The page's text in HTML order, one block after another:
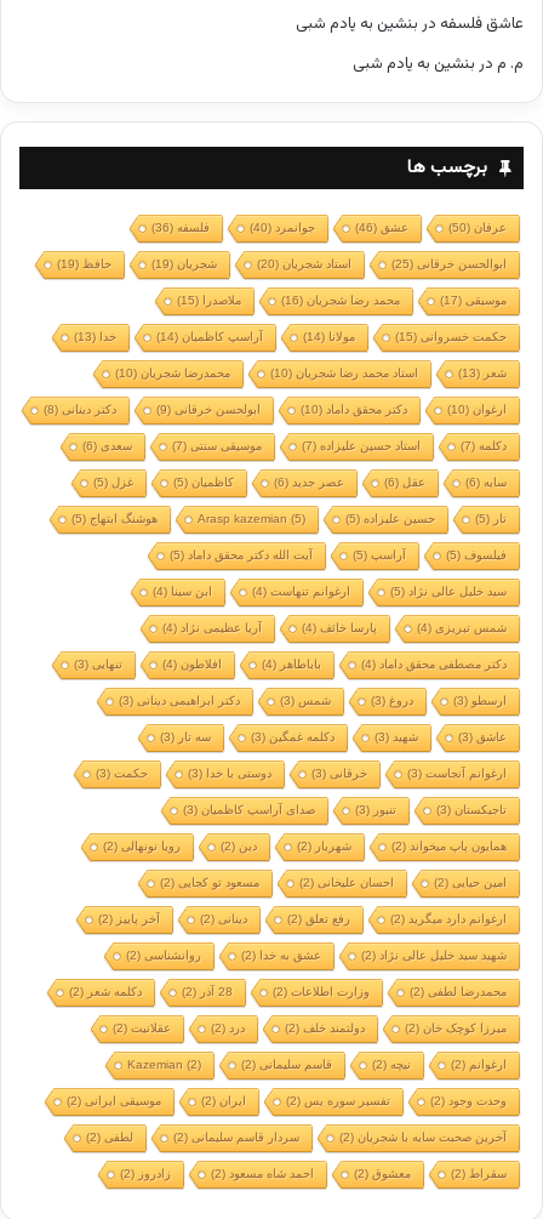
عاشق فلسفه در بنشین به یادم شبی
م. م در بنشین به یادم شبی
برچسب ها
عرفان(50) عشق (46) جوانمرد (40) فلسفه(36)
ابوالحسن خرقانی(25) استاد شجریان(20) شجریان(19) حافظ (19)
موسیقی(17) محمد رضا شجریان(16) ملاصدرا (15)
حکمت خسروانی(15) مولانا (14) آراسپ کاظمیان(14) خدا (13)
شعر (13) استاد محمد رضا شجریان(10) محمدرضا شجریان(10)
ارغوان(10) دکتر محقق داماد (10) ابولحسن خرقانی(9) دکتر دینانی(8)
دکلمه(7) استاد حسین علیزاده(7) موسیقی سنتی(7) سعدی(6)
سایه(6) عقل (6) عصر جدید (6) کاظمیان(5) غزل (5)
تار (5) حسین علیزاده(5)
Arasp kazemian (5) هوشنگ ابتهاج(5)
فیلسوف(5) آراسپ(5) آیت الله دکتر محقق داماد (5)
سید خلیل عالی نژاد (5) ارغوانم تنهاست(4) ابن سینا (4)
شمس تبریزی(4) پارسا خائف(4) آریا عظیمی نژاد (4)
دکتر مصطفی محقق داماد (4) باباطاهر (4) افلاطون(4) تنهایی(3)
ارسطو (3) دروغ (3) شمس (3) دکتر ابراهیمی دینانی(3)
عاشق (3) شهید (3) دکلمه غمگین (3) سه تار (3)
ارغوانم آنجاست(3) خرقانی(3) دوستی با خدا (3) حکمت(3)
تاجیکستان(3) تنبور (3) صدای آراسپ کاظمیان(3)
همایون پاپ میخواند (2) شهریار (2) دین (2) رویا نونهالی(2)
امین حیایی(2) احسان علیخانی(2) مسعود تو کجایی(2)
ارغوانم دارد میگرید (2) رفع تعلق (2) دینانی(2) آخر پاییز (2)
شهید سید خلیل عالی نژاد (2) عشق به خدا (2) روانشناسی(2)
محمدرضا لطفی(2) وزارت اطلاعات(2) 28 آذر (2) دکلمه شعر (2)
میرزا کوچک خان(2) دولتمند خلف(2) درد (2) عقلانیت(2)
ارغوانم (2) نیچه(2) قاسم سلیمانی(2)
Kazemian (2)
وحدت وجود (2) تفسیر سوره یس (2) ایران(2) موسیقی ایرانی(2)
آخرین صحبت سایه با شجریان(2) سردار قاسم سلیمانی(2) لطفی(2)
سقراط (2) معشوق(2) احمد شاه مسعود (2) زادروز (2)